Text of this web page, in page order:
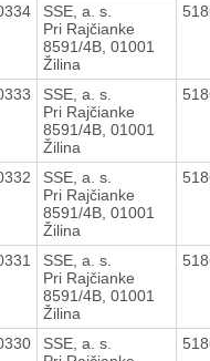
SSE, a. s.
Pri Rajčianke
8591/4B, 01001
Žilina
SSE, a. s.
Pri Rajčianke
8591/4B, 01001
Žilina
SSE, a. s.
Pri Rajčianke
8591/4B, 01001
Žilina
SSE, a. s.
Pri Rajčianke
8591/4B, 01001
Žilina
SSE, a. s.